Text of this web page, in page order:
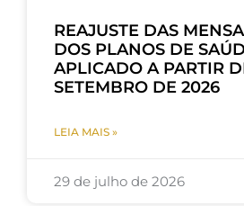
REAJUSTE DAS
DOS PLANOS DE
APLICADO A PARTIR
SETEMBRO DE 2026
LEIA MAIS »
29 de julho de 2026